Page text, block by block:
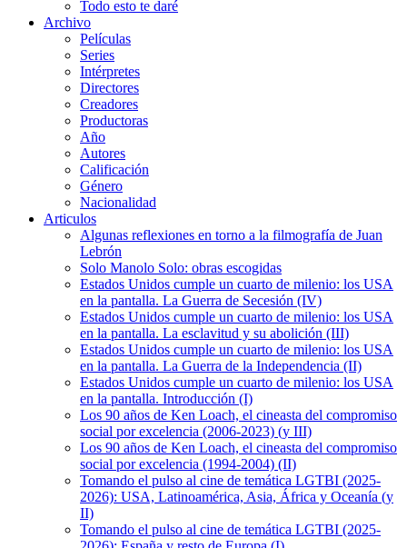
Todo esto te daré
Archivo
Películas
Series
Intérpretes
Directores
Creadores
Productoras
Año
Autores
Calificación
Género
Nacionalidad
Articulos
Algunas reflexiones en torno a la filmografía de Juan
Lebrón
Solo Manolo Solo: obras escogidas
Estados Unidos cumple un cuarto de milenio: los USA
en la pantalla. La Guerra de Secesión (IV)
Estados Unidos cumple un cuarto de milenio: los USA
en la pantalla. La esclavitud y su abolición (III)
Estados Unidos cumple un cuarto de milenio: los USA
en la pantalla. La Guerra de la Independencia (II)
Estados Unidos cumple un cuarto de milenio: los USA
en la pantalla. Introducción (I)
Los 90 años de Ken Loach, el cineasta del compromiso
social por excelencia (2006-2023) (y III)
Los 90 años de Ken Loach, el cineasta del compromiso
social por excelencia (1994-2004) (II)
Tomando el pulso al cine de temática LGTBI (2025-
2026): USA, Latinoamérica, Asia, África y Oceanía (y
II)
Tomando el pulso al cine de temática LGTBI (2025-